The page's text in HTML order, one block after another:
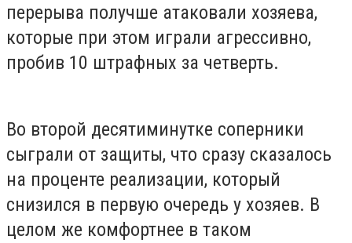
перерыва получше атаковали хозяева,
которые при этом играли агрессивно,
пробив 10 штрафных за четверть.
Во второй десятиминутке соперники
сыграли от защиты, что сразу сказалось
на проценте реализации, который
снизился в первую очередь у хозяев. В
целом же комфортнее в таком